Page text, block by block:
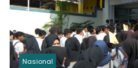
Nasional